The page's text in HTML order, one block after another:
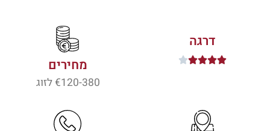
דרגה




 מחירים
120-380€ לזוג